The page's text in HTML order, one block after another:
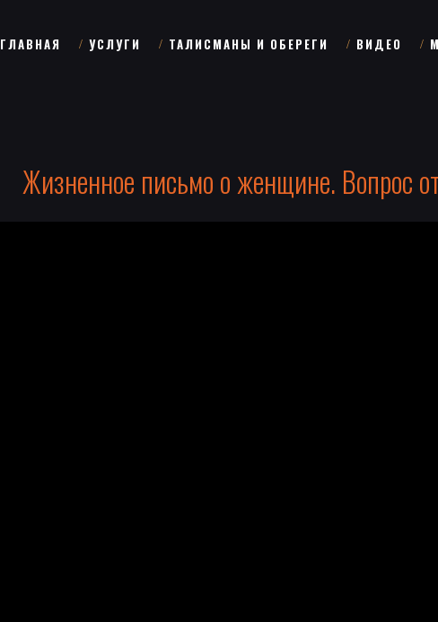
ГЛАВНАЯ УСЛУГИ ТАЛИСМАНЫ И ОБЕРЕГИ ВИДЕО
Жизненное письмо о женщине. Вопрос